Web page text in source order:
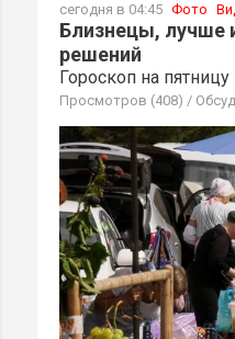
сегодня в 04:45 Фото
Близнецы, лучше
решений
Гороскоп на пятницу
Просмотров (408) /